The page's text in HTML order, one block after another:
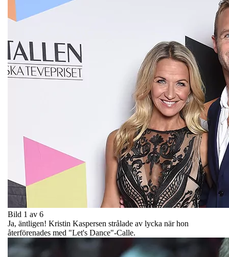
Bild 1 av 6
Ja, äntligen! Kristin Kaspersen strålade av lycka när hon
återförenades med "Let's Dance"-Calle.